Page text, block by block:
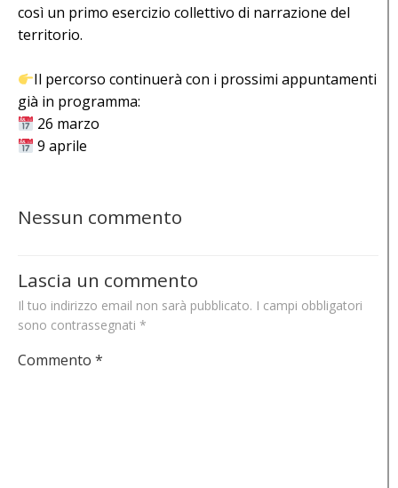
così un primo esercizio collettivo di narrazione del
territorio.
Il percorso continuerà con i prossimi appuntamenti
già in programma:
26 marzo
9 aprile
Nessun commento
Lascia un commento
Il tuo indirizzo email non sarà pubblicato. I campi obbligatori
sono contrassegnati *
Commento *